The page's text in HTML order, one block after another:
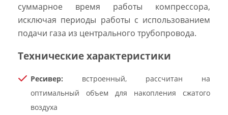
суммарное время работы компрессора,
исключая периоды работы с использованием
подачи газа из центрального трубопровода.
Технические характеристики
Ресивер: встроенный, рассчитан на
оптимальный объем для накопления сжатого
воздуха